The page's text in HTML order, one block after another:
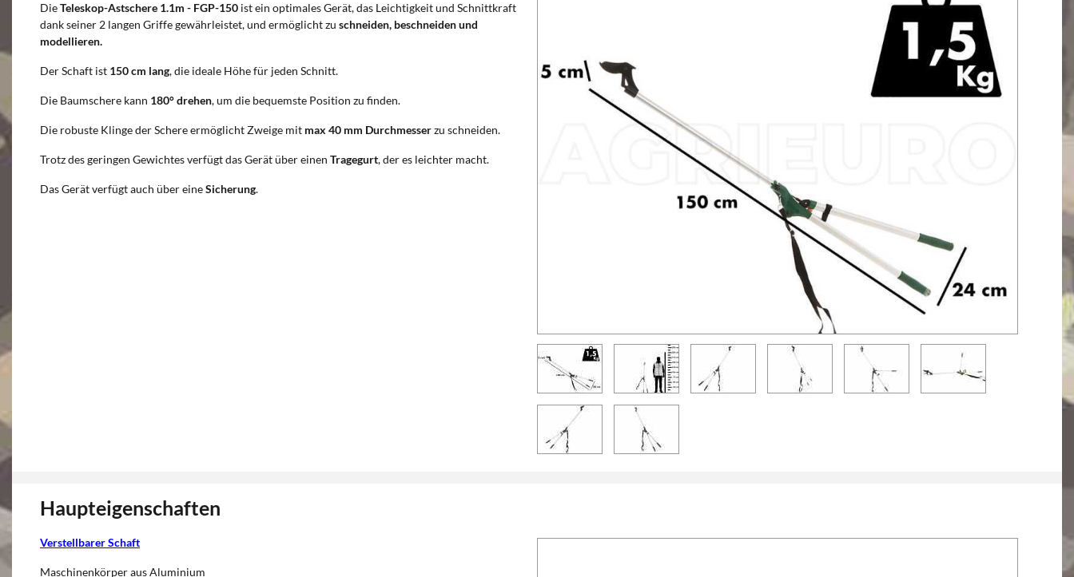
DieTeleskop-Astschere 1.1m - FGP-150 ist ein optimales Gerät, das Leichtigkeit und Schnittkraft
dank seiner 2 langen Griffe gewährleistet, und ermöglicht zu schneiden, beschneiden und
modellieren.
Der Schaft ist 150 cm lang, die ideale Höhe für jeden Schnitt.
Die Baumschere kann 180° drehen, um die bequemste Position zu finden.
Die robuste Klinge der Schere ermöglicht Zweige mit max 40 mm Durchmesserzu schneiden.
Trotz des geringen Gewichtes verfügt das Gerät über einen Tragegurt, der es leichter macht.
Das Gerät verfügt auch über eineSicherung.
Haupteigenschaften
Verstellbarer Schaft
Maschinenkörper aus Aluminium